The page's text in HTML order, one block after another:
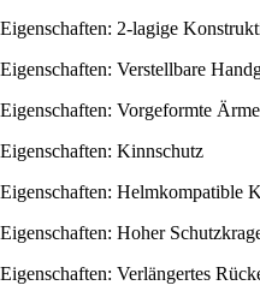
Eigenschaften: 2-lagige
Eigenschaften: Verstellbare
Eigenschaften: Vorgeformte
Eigenschaften: Kinnschutz
Eigenschaften: Helmkompatible
Eigenschaften: Hoher
Eigenschaften: Verlängertes